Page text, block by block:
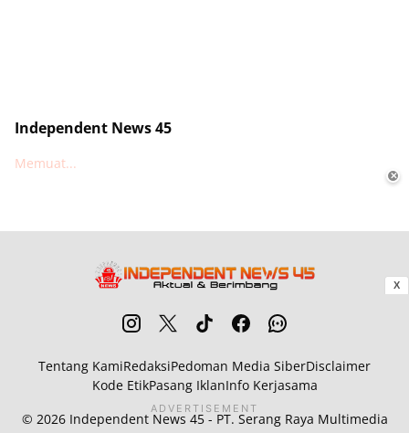
Independent News 45
Memuat...
X
ADVERTISEMENT
✕
Tentang KamiRedaksiPedoman Media SiberDisclaimer
Kode EtikPasang IklanInfo Kerjasama
© 2026 Independent News 45- PT. Serang Raya Multimedia